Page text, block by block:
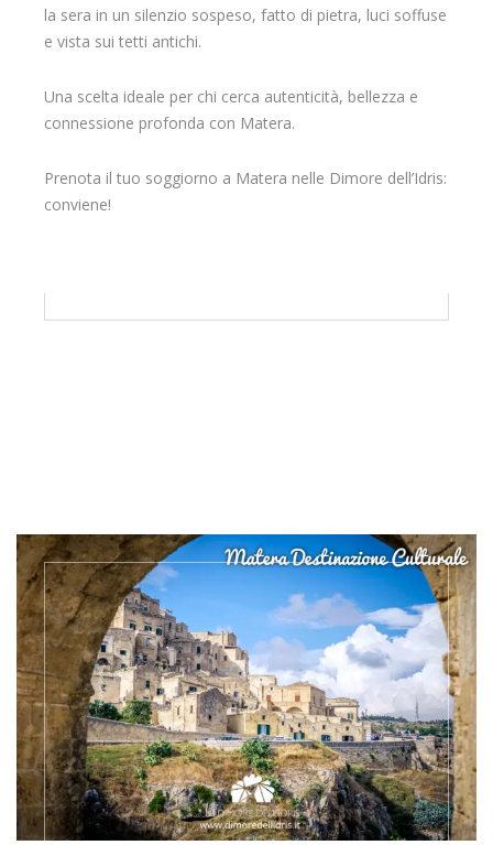
la sera in un silenzio sospeso, fatto di pietra, luci soffuse
e vista sui tetti antichi.
Una scelta ideale per chi cerca autenticità, bellezza e
connessione profonda con Matera.
Prenota il tuo soggiorno a Matera nelle Dimore dell’Idris:
conviene!